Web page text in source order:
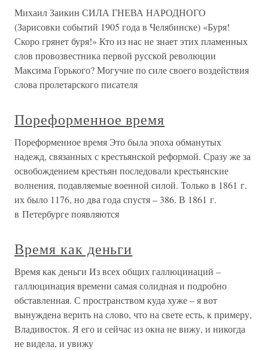
Михаил Заикин СИЛА ГНЕВА НАРОДНОГО
(Зарисовки событий 1905 года в Челябинске) «Буря!
Скоро грянет буря!» Кто из нас не знает этих пламенных
слов провозвестника первой русской революции
Максима Горького? Могучие по силе своего воздействия
слова пролетарского писателя
Пореформенное время
Пореформенное время Это была эпоха обманутых
надежд, связанных с крестьянской реформой. Сразу же за
освобождением крестьян последовали крестьянские
волнения, подавляемые военной силой. Только в 1861 г.
их было 1176, но два года спустя – 386. В 1861 г.
в Петербурге появляются
Время как деньги
Время как деньги Из всех общих галлюцинаций –
галлюцинация времени самая солидная и подробно
обставленная. С пространством куда хуже – я вот
вынуждена верить на слово, что на свете есть, к примеру,
Владивосток. Я его и сейчас из окна не вижу, и никогда
не видела, и увижу